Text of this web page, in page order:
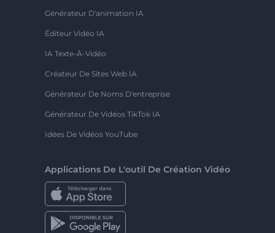
Générateur D'animation IA
Éditeur Vidéo IA
IA Texte-À-Vidéo
Créateur De Sites Web IA
Générateur De Noms D'entreprise
Générateur De Vidéos TikTok IA
Idées De Vidéos YouTube
Applications De L'outil De Création Vidéo